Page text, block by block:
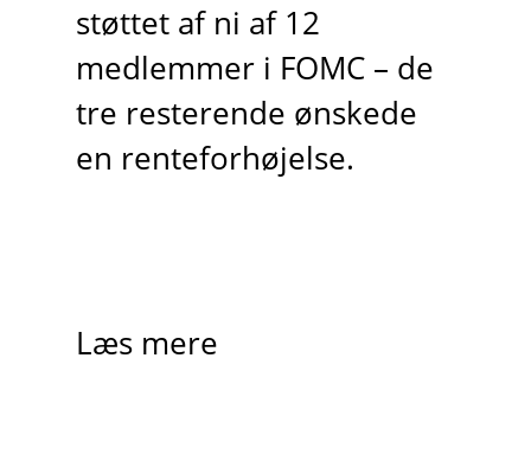
støttet af ni af 12
medlemmer i FOMC – de
tre resterende ønskede
en renteforhøjelse.
Læs mere